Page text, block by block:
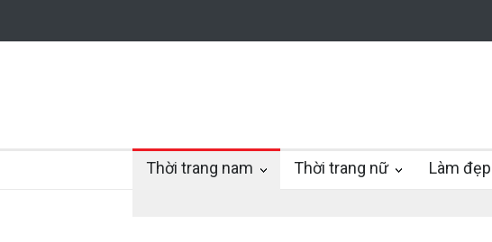
Thời trang nam Thời trang nữ Làm đẹp